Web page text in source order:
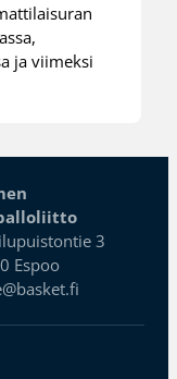
ja viimeksi
3
Espoo